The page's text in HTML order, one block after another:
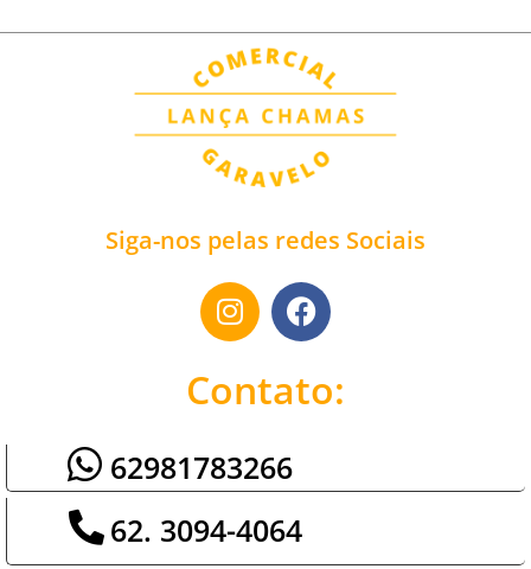
Siga-nos pelas redes Sociais
Contato:
62981783266
62. 3094-4064